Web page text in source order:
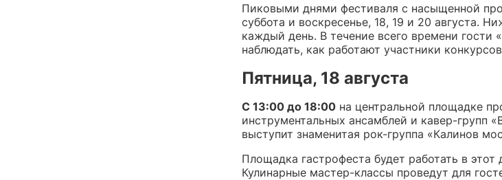
Пиковыми днями фестиваля с насыщенной
суббота и воскресенье, 18, 19 и 20 августа.
каждый день. В течение всего времени гости
наблюдать, как работают участники
Пятница, 18 августа
С 13:00 до 18:00 на центральной площадке
инструментальных ансамблей и кавер-групп
выступит знаменитая рок-группа «Калинов
Площадка гастрофеста будет работать в этот
Кулинарные мастер-классы проведут для